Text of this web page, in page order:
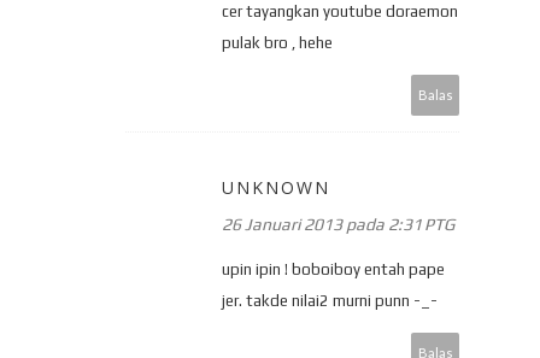
cer tayangkan youtube doraemon
pulak bro , hehe
Balas
UNKNOWN
26 Januari 2013 pada 2:31 PTG
upin ipin ! boboiboy entah pape
jer. takde nilai2 murni punn -_-
Balas